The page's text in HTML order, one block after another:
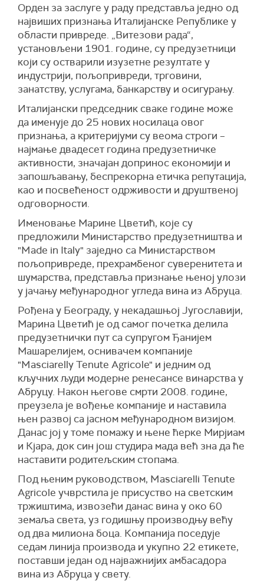
Орден за заслуге у раду представља једно од
највиших признања Италијанске Републике у
области привреде. „Витезови рада“,
установљени 1901. године, су предузетници
који су остварили изузетне резултате у
индустрији, пољопривреди, трговини,
занатству, услугама, банкарству и осигурању.
Италијански председник сваке године може
да именује до 25 нових носилаца овог
признања, а критеријуми су веома строги –
најмање двадесет година предузетничке
активности, значајан допринос економији и
запошљавању, беспрекорна етичка репутација,
као и посвећеност одрживости и друштвеној
одговорности.
Именовање Марине Цветић, које су
предложили Министарство предузетништва и
"Made in Italy" заједно са Министарством
пољопривреде, прехрамбеног суверенитета и
шумарства, представља признање њеној улози
у јачању међународног угледа вина из Абруца.
Рођена у Београду, у некадашњој Југославији,
Марина Цветић је од самог почетка делила
предузетнички пут са супругом Ђанијем
Машарелијем, оснивачем компаније
"Masciarelly Tenute Agricole" и једним од
кључних људи модерне ренесансе винарства у
Абруцу. Након његове смрти 2008. године,
преузела је вођење компаније и наставила
њен развој са јасном међународном визијом.
Данас јој у томе помажу и њене ћерке Мирјиам
и Кјара, док син још студира мада већ зна да ће
наставити родитељским стопама.
Под њеним руководством, Masciarelli Tenute
Agricole учврстила је присуство на светским
тржиштима, извозећи данас вина у око 60
земаља света, уз годишњу производњу већу
од два милиона боца. Компанија поседује
седам линија производа и укупно 22 етикете,
поставши један од најважнијих амбасадора
вина из Абруца у свету.